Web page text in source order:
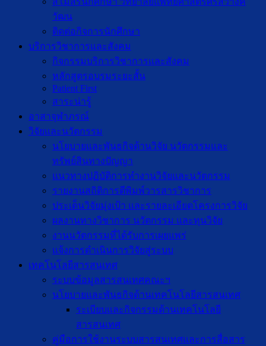
วัฒน
ติดต่อกิจการนักศึกษา
บริการวิชาการและสังคม
กิจกรรมบริการวิชาการและสังคม
หลักสูตรอบรมระยะสั้น
Patient First
สาระน่ารู้
อาสาจุฬาภรณ์
วิจัยและนวัตกรรม
นโยบายและพันธกิจด้านวิจัย นวัตกรรมและ
ทรัพย์สินทางปัญญา
แนวทางปฏิบัติการทำงานวิจัยและนวัตกรรม
รายงานสถิติการตีพิมพ์วารสารวิชาการ
ประเด็นวิจัยมุ่งเป้า และรายละเอียดโครงการวิจัย
ผลงานทางวิชาการ นวัตกรรม และทุนวิจัย
งานนวัตกรรมที่ได้รับการเผยแพร่
แจ้งการดำเนินการวิจัยสู่ระบบ
เทคโนโลยีสารสนเทศ
ระบบข้อมูลสารสนเทศคณะฯ
นโยบายและพันธกิจด้านเทคโนโลยีสารสนเทศ
ระเบียบและกิจกรรมด้านเทคโนโลยี
สารสนเทศ
คู่มือการใช้งานระบบสารสนเทศและการสื่อสาร